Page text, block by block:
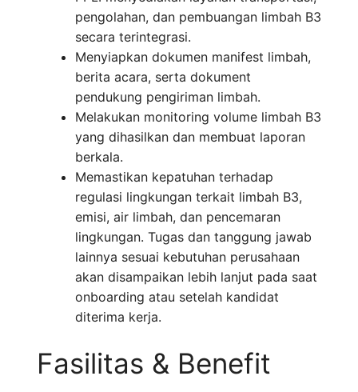
pengolahan, dan pembuangan limbah B3
secara terintegrasi.
Menyiapkan dokumen manifest limbah,
berita acara, serta dokument
pendukung pengiriman limbah.
Melakukan monitoring volume limbah B3
yang dihasilkan dan membuat laporan
berkala.
Memastikan kepatuhan terhadap
regulasi lingkungan terkait limbah B3,
emisi, air limbah, dan pencemaran
lingkungan. Tugas dan tanggung jawab
lainnya sesuai kebutuhan perusahaan
akan disampaikan lebih lanjut pada saat
onboarding atau setelah kandidat
diterima kerja.
Fasilitas & Benefit